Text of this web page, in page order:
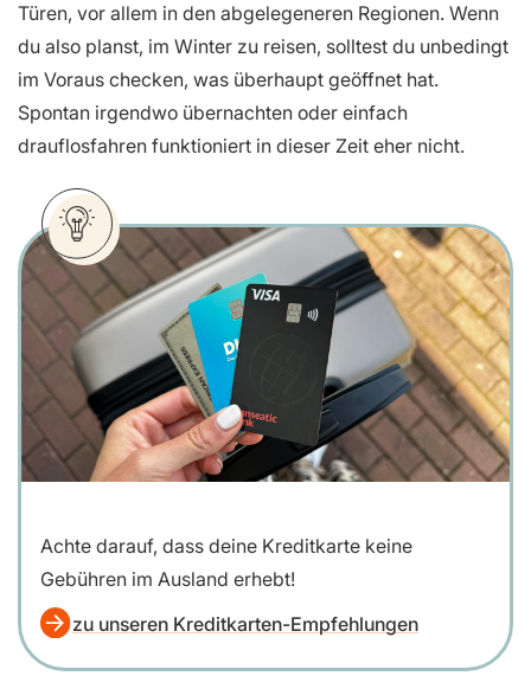
Türen, vor allem in den abgelegeneren Regionen. Wenn
du also planst, im Winter zu reisen, solltest du unbedingt
im Voraus checken, was überhaupt geöffnet hat.
Spontan irgendwo übernachten oder einfach
drauflosfahren funktioniert in dieser Zeit eher nicht.
Achte darauf, dass deine Kreditkarte keine
Gebühren im Ausland erhebt!
zu unseren Kreditkarten-Empfehlungen